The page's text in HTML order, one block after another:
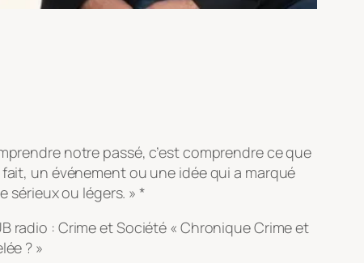
notre passé, c’est comprendre ce que
un événement ou une idée qui a marqué
sérieux ou légers. » *
radio : Crime et Société « Chronique Crime et
? »